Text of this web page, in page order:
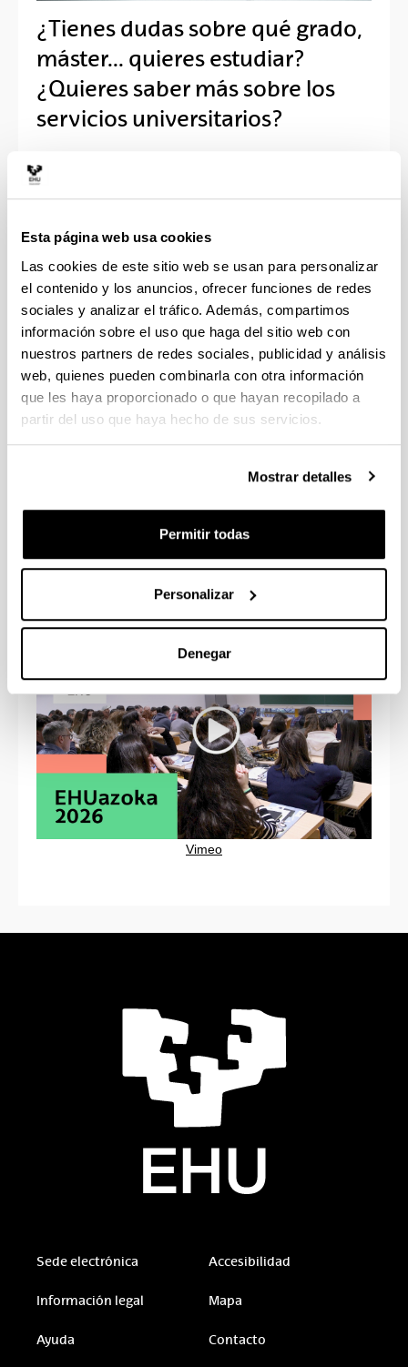
Esta página web usa cookies
Las cookies de este sitio web se usan para personalizar
el contenido y los anuncios, ofrecer funciones de redes
sociales y analizar el tráfico. Además, compartimos
información sobre el uso que haga del sitio web con
nuestros partners de redes sociales, publicidad y análisis
web, quienes pueden combinarla con otra información
que les haya proporcionado o que hayan recopilado a
partir del uso que haya hecho de sus servicios.
Mostrar detalles
Permitir todas
Personalizar
Denegar
¿Tienes dudas sobre qué grado,
máster... quieres estudiar?
¿Quieres saber más sobre los
servicios universitarios?
¡Acércate a EHUazoka!
Las escuelas y facultades, así como los servicios
campus de la EHU durante tres sábados
consecutivos, en horariode 9:00 a 14:00:
DONOSTIA/SAN SEBASTIÁN: 31 de enero de
2026
VITORIA-GASTEIZ:7 de febrero de 2026
BILBAO:14 de febrero de 2026
Puedes conocer mejor nuestra universidad y sus
grados, másteres... y aclarar todas tus dudas a
través de dos actividades:
libre)
Sesiones informativas (inscripción previa
Vimeo
Sede electrónica Accesibilidad
Información legal Mapa
Ayuda Contacto